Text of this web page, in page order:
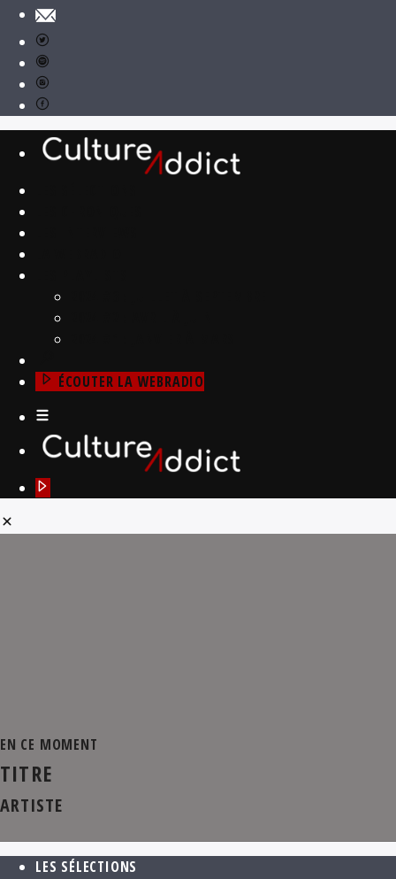
ÉCOUTER LA WEBRADIO
EN CE MOMENT
TITRE
ARTISTE
LES SÉLECTIONS